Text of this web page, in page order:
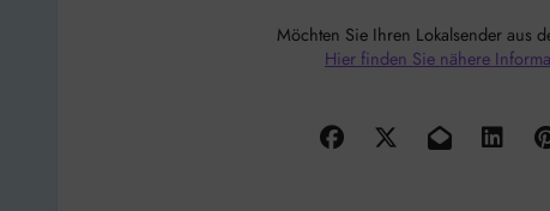
Möchten Sie Ihren Lokalsender aus
Hier finden Sie nähere